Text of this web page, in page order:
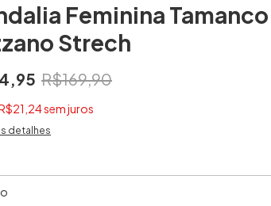
Feminina Tamanco
Strech
R$169,90
sem juros
detalhes